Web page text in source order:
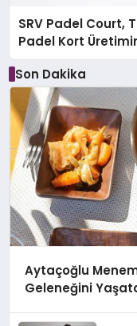
SRV Padel Court,
Padel Kort
Son Dakika
Aytaçoğlu
Geleneğini